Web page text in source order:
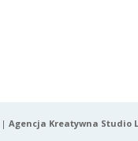
|Agencja Kreatywna Studio